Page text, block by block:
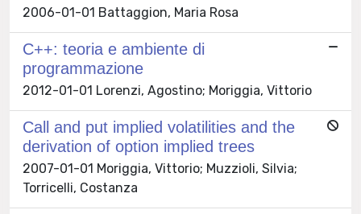
2006-01-01 Battaggion, Maria Rosa
C++: teoria e ambiente di
programmazione
2012-01-01 Lorenzi, Agostino; Moriggia, Vittorio
Call and put implied volatilities and the
derivation of option implied trees
2007-01-01 Moriggia, Vittorio; Muzzioli, Silvia;
Torricelli, Costanza